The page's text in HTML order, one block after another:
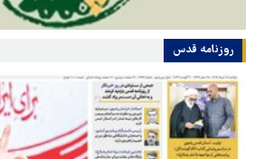
روزنامه قدس